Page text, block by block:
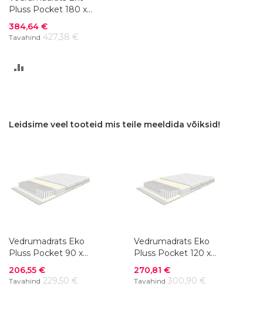
Pluss Pocket 180 x
200 cm
Soodushind
384,64 €
Tavahind 427,38 €
Leidsime veel tooteid mis teile meeldida võiksid!
Vedrumadrats Eko
Pluss Pocket 90 x
200 cm
Soodushind
206,55 €
Tavahind 229,50 €
Vedrumadrats Eko
Pluss Pocket 120 x
200 cm
Soodushind
270,81 €
Tavahind 300,90 €